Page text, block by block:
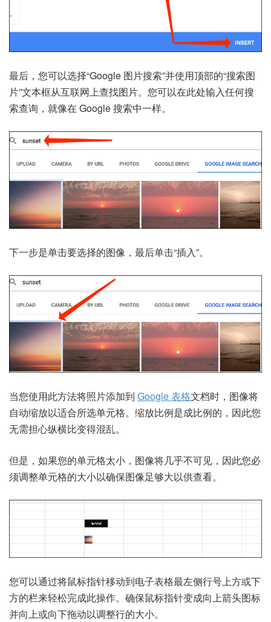
最后，您可以选择“Google 图片搜索”并使用顶部的“搜索图
片”文本框从互联网上查找图片。您可以在此处输入任何搜
索查询，就像在 Google 搜索中一样。
下一步是单击要选择的图像，最后单击“插入”。
当您使用此方法将照片添加到 Google 表格文档时，图像将
自动缩放以适合所选单元格。缩放比例是成比例的，因此您
无需担心纵横比变得混乱。
但是，如果您的单元格太小，图像将几乎不可见，因此您必
须调整单元格的大小以确保图像足够大以供查看。
您可以通过将鼠标指针移动到电子表格最左侧行号上方或下
方的栏来轻松完成此操作。确保鼠标指针变成向上箭头图标
并向上或向下拖动以调整行的大小。